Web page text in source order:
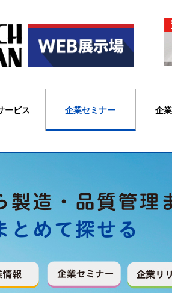
ービス 企業セミナー 企